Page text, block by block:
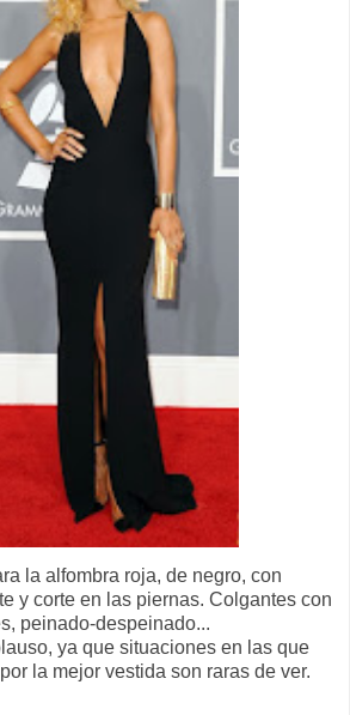
la alfombra roja, de negro, con
y corte en las piernas. Colgantes con
peinado-despeinado...
ya que situaciones en las que
la mejor vestida son raras de ver.